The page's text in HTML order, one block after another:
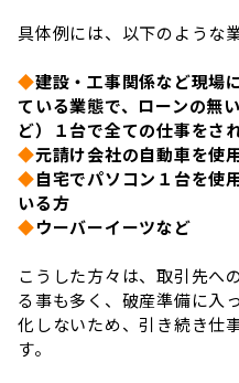
具体例には、以下のような
◆建設・工事関係など現場
ている業態で、ローンの無
ど）１台で全ての仕事をさ
◆元請け会社の自動車を使
◆自宅でパソコン１台を使
いる方
◆ウーバーイーツなど
こうした方々は、取引先へ
る事も多く、破産準備に入
化しないため、引き続き仕
す。